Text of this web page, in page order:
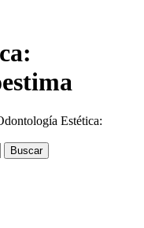
Estética:
Buscar